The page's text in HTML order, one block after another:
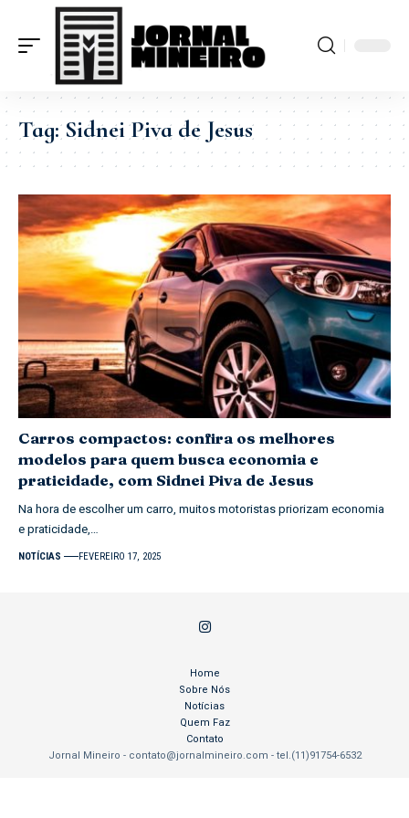
Tag:Sidnei Piva de Jesus
Carros compactos: confira os melhores
modelos para quem busca economia e
praticidade, com Sidnei Piva de Jesus
Na hora de escolher um carro, muitos motoristas priorizam economia
e praticidade,…
NOTÍCIAS FEVEREIRO 17, 2025
Jornal Mineiro - contato@jornalmineiro.com - tel.(11)91754-6532
Home
Sobre Nós
Notícias
Quem Faz
Contato